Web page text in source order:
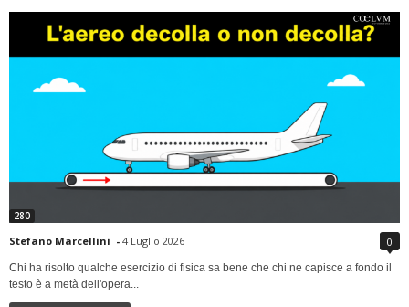
280
Stefano Marcellini - 4 Luglio 2026 0
Chi ha risolto qualche esercizio di fisica sa bene che chi ne capisce a fondo il
testo è a metà dell'opera...